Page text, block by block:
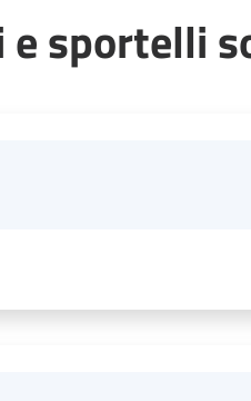
sportelli